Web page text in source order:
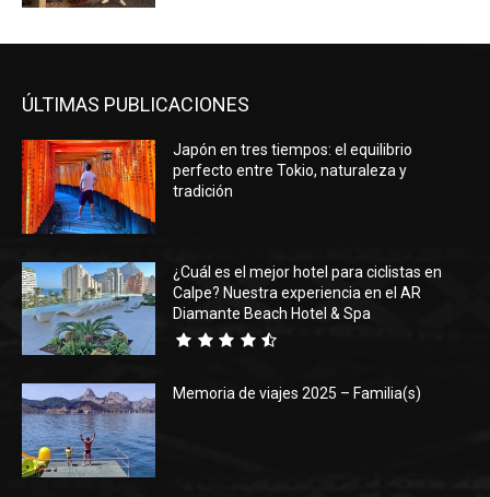
ÚLTIMAS PUBLICACIONES
Japón en tres tiempos: el equilibrio
perfecto entre Tokio, naturaleza y
tradición
¿Cuál es el mejor hotel para ciclistas en
Calpe? Nuestra experiencia en el AR
Diamante Beach Hotel & Spa
Memoria de viajes 2025 – Familia(s)